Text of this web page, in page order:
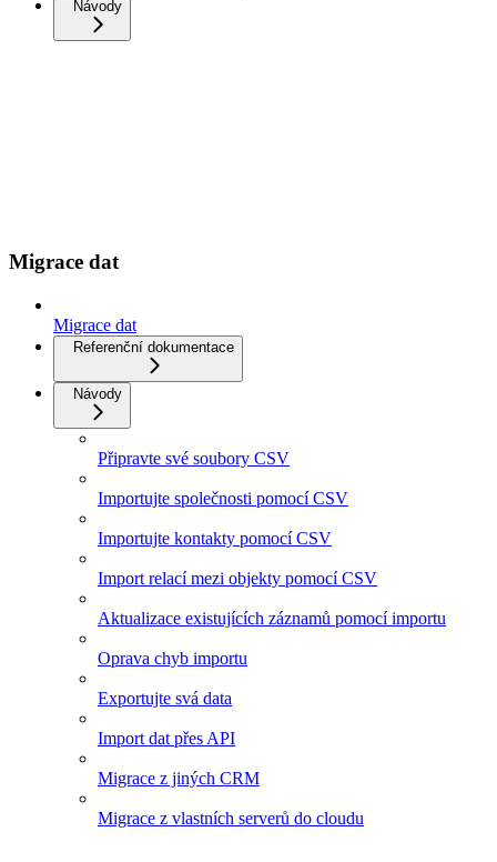
Návody
Migrace dat
Migrace dat
Referenční dokumentace
Návody
Připravte své soubory CSV
Importujte společnosti pomocí CSV
Importujte kontakty pomocí CSV
Import relací mezi objekty pomocí CSV
Aktualizace existujících záznamů pomocí importu
Oprava chyb importu
Exportujte svá data
Import dat přes API
Migrace z jiných CRM
Migrace z vlastních serverů do cloudu